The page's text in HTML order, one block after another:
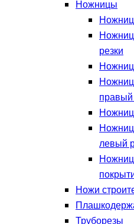
Ножницы
резки
левый
Ножи